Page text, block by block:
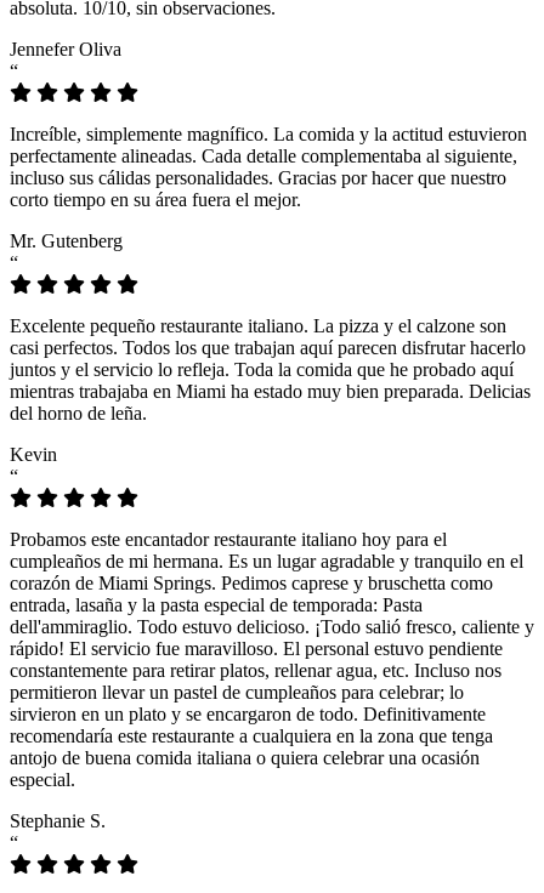
absoluta. 10/10, sin observaciones.
Jennefer Oliva
“
Increíble, simplemente magnífico. La comida y la actitud estuvieron
perfectamente alineadas. Cada detalle complementaba al siguiente,
incluso sus cálidas personalidades. Gracias por hacer que nuestro
corto tiempo en su área fuera el mejor.
Mr. Gutenberg
“
Excelente pequeño restaurante italiano. La pizza y el calzone son
casi perfectos. Todos los que trabajan aquí parecen disfrutar hacerlo
juntos y el servicio lo refleja. Toda la comida que he probado aquí
mientras trabajaba en Miami ha estado muy bien preparada. Delicias
del horno de leña.
Kevin
“
Probamos este encantador restaurante italiano hoy para el
cumpleaños de mi hermana. Es un lugar agradable y tranquilo en el
corazón de Miami Springs. Pedimos caprese y bruschetta como
entrada, lasaña y la pasta especial de temporada: Pasta
dell'ammiraglio. Todo estuvo delicioso. ¡Todo salió fresco, caliente y
rápido! El servicio fue maravilloso. El personal estuvo pendiente
constantemente para retirar platos, rellenar agua, etc. Incluso nos
permitieron llevar un pastel de cumpleaños para celebrar; lo
sirvieron en un plato y se encargaron de todo. Definitivamente
recomendaría este restaurante a cualquiera en la zona que tenga
antojo de buena comida italiana o quiera celebrar una ocasión
especial.
Stephanie S.
“